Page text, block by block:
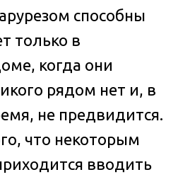
способны
только в
когда они
рядом нет и, в
не предвидится.
что некоторым
вводить